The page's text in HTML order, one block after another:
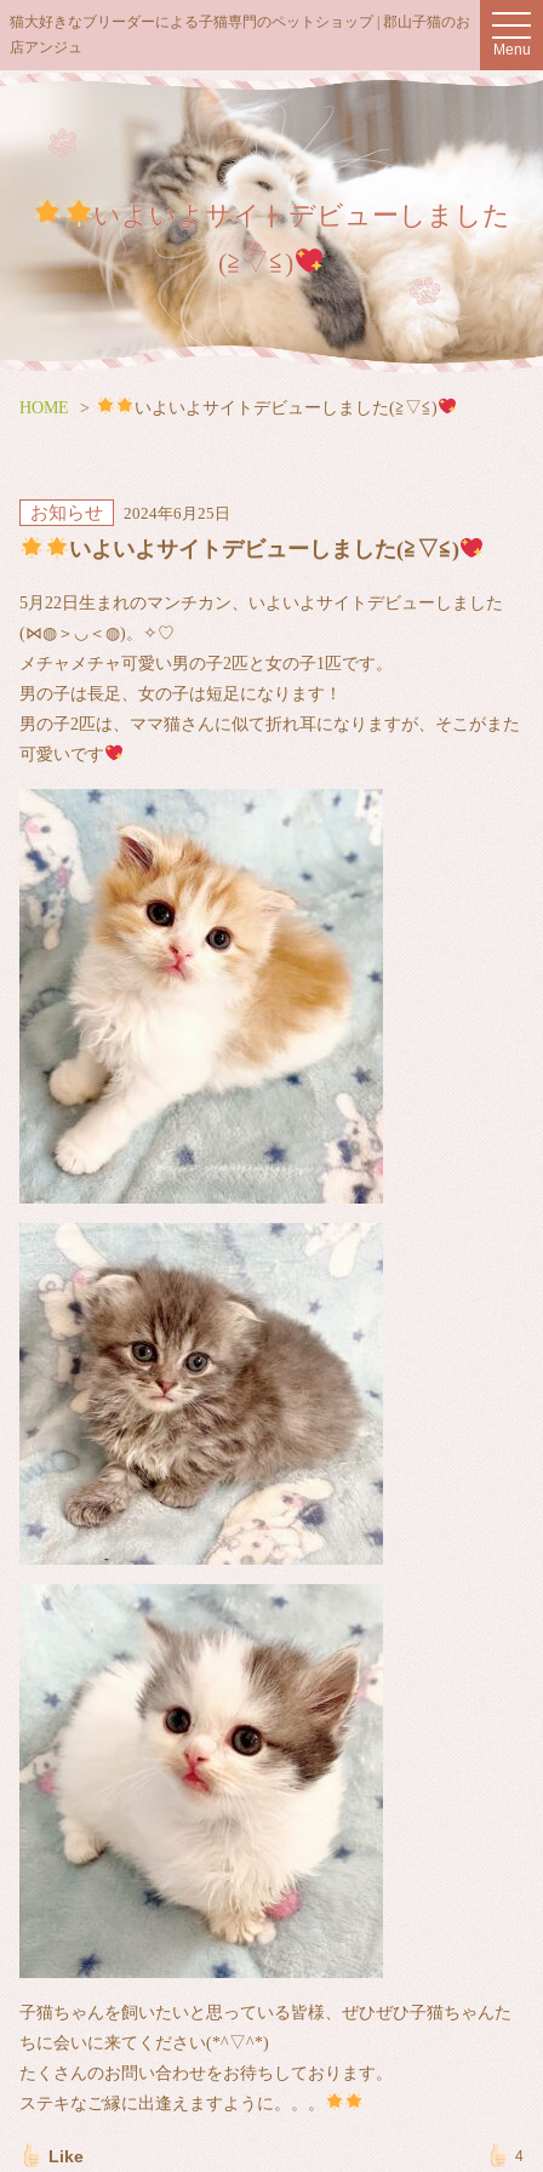
t
o
g
g
a
v
t
o
Menu
猫大好きなブリーダーによる子猫専門のペットショップ | 郡山子猫のお
店アンジュ
いよいよサイトデビューしました
(≧▽≦)
HOME いよいよサイトデビューしました(≧▽≦)
お知らせ 2024年6月25日
いよいよサイトデビューしました(≧▽≦)
5月22日生まれのマンチカン、いよいよサイトデビューしました
(⋈◍＞◡＜◍)。✧♡
メチャメチャ可愛い男の子2匹と女の子1匹です。
男の子は長足、女の子は短足になります！
男の子2匹は、ママ猫さんに似て折れ耳になりますが、そこがまた
可愛いです
子猫ちゃんを飼いたいと思っている皆様、ぜひぜひ子猫ちゃんた
ちに会いに来てください(*^▽^*)
たくさんのお問い合わせをお待ちしております。
ステキなご縁に出逢えますように。。。
Like 4